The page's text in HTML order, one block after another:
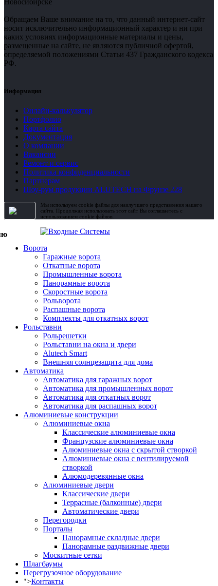
Новосибирске
Обращаем Ваше внимание на то, что данный интернет-сайт
носит исключительно информационный характер и ни при
каких условиях информационные материалы и цены,
размещенные на сайте, не являются публичной офертой,
определяемой положениями Статьи 437 Гражданского кодекса
РФ.
Информация
Онлайн-калькулятор
Портфолио
Карта сайта
Документация
О компании
Вакансии
Ремонт и сервис
Политика конфиденциальности
Партнерам
Шоу-рум продукции ALUTECH на Фрунзе 228
Мы используем cookie файлы для наилучшего представления нашего
сайта. Продолжая использовать этот сайт Вы соглашаетесь с
использованием cookie файлов.
Ворота
Гаражные ворота
Откатные ворота
Промышленные ворота
Панорамные ворота
Скоростные ворота
Рольворота
Распашные ворота
Комплекты для откатных ворот
Рольставни
Рольрешетки
Рольставни на окна и двери
Alutech Smart
Внешняя солнцезащита для дома
Автоматика
Автоматика для гаражных ворот
Автоматика для промышленных ворот
Автоматика для откатных ворот
Автоматика для распашных ворот
Алюминиевые конструкции
Алюминиевые окна
Классические алюминиевые окна
Французские алюминиевые окна
Алюминиевые окна с скрытой створкой
Алюминиевые окна с вентилируемой
створкой
Алюмодеревянные окна
Алюминиевые двери
Классические двери
Террасные (балконные) двери
Автоматические двери
Перегородки
Порталы
Панорамные складные двери
Панорамные раздвижные двери
Москитные сетки
Шлагбаумы
Перегрузочное оборудование
">Контакты